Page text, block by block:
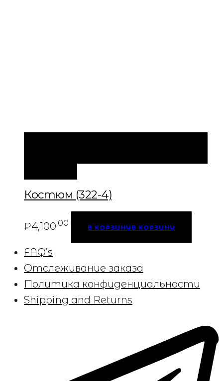
Костюм (322-4)
₽4,100.00 В КОРЗИНУ В КОРЗИНУ
FAQ’s
Отслеживание заказа
Политика конфиденциальности
Shipping and Returns